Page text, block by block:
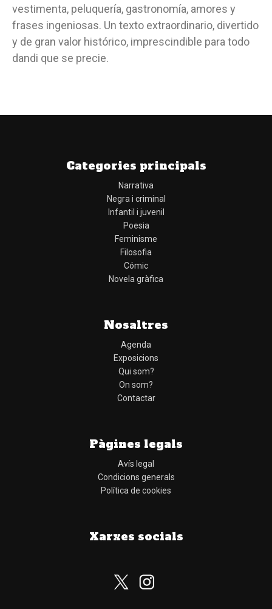
vestimenta, peluquería, gastronomía, amores y
frases ingeniosas. Un texto extraordinario, divertido
y de gran valor histórico, imprescindible para todo
dandi que se precie.
Categories principals
Narrativa
Negra i criminal
Infantil i juvenil
Poesia
Feminisme
Filosofia
Cómic
Novela gràfica
Nosaltres
Agenda
Exposicions
Qui som?
On som?
Contactar
Pàgines legals
Avís legal
Condicions generals
Política de cookies
Xarxes socials